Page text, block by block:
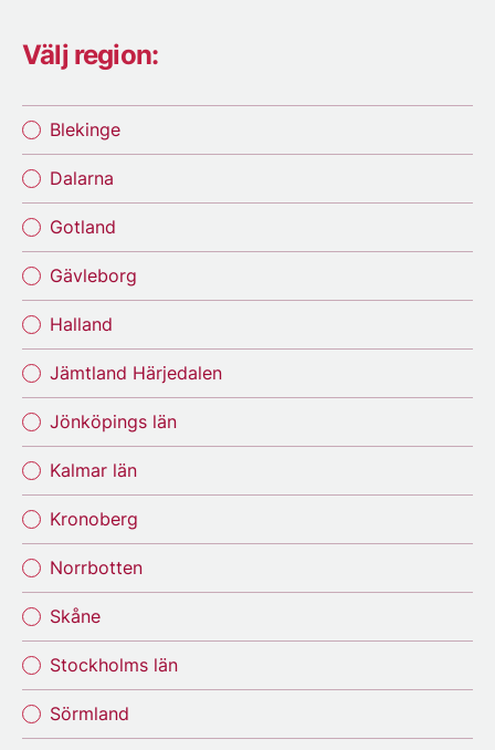
Välj region:
Blekinge
Dalarna
Gotland
Gävleborg
Halland
Jämtland Härjedalen
Jönköpings län
Kalmar län
Kronoberg
Norrbotten
Skåne
Stockholms län
Sörmland